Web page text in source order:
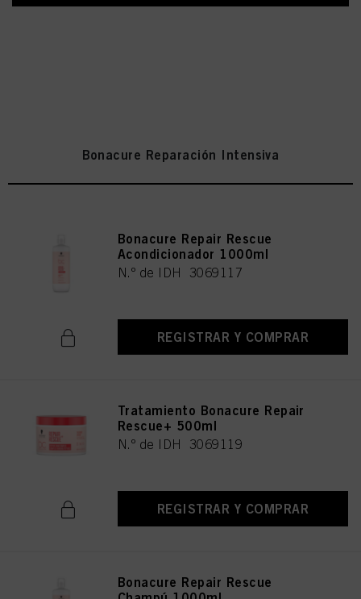
Bonacure Reparación Intensiva
Bonacure Repair Rescue
Acondicionador 1000ml
N.º de IDH 3069117
REGISTRAR Y COMPRAR
Tratamiento Bonacure Repair
Rescue+ 500ml
N.º de IDH 3069119
REGISTRAR Y COMPRAR
Bonacure Repair Rescue